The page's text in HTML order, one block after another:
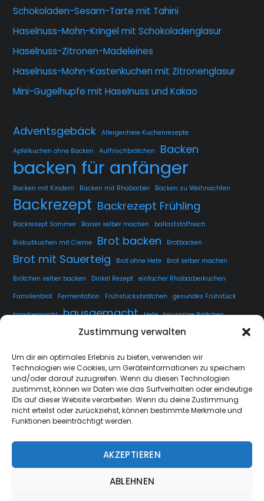
Zustimmung verwalten
Um dir ein optimales Erlebnis zu bieten, verwenden wir
Technologien wie Cookies, um Geräteinformationen zu speichern
und/oder darauf zuzugreifen. Wenn du diesen Technologien
zustimmst, können wir Daten wie das Surfverhalten oder eindeutige
IDs auf dieser Website verarbeiten. Wenn du deine Zustimmung
nicht erteilst oder zurückziehst, können bestimmte Merkmale und
Funktionen beeinträchtigt werden.
AKZEPTIEREN
ABLEHNEN
Schokoladen-Sesam-Tarte mit Tahini
Haselnuss-Mohn-Kringel mit Schokoladenglasur
Haselnuss-Zitronen-Madeleines
Haselnuss-Mohn-Kastenkuchen mit Zitronenglasur
Mini-Gugelhupfe mit Haselnuss und Kakao
Adventsgebäck Allergenfreie Kuchenrezepte
Apfelkuchen ohne Backen Auffrischbrötchen Backen
backen für anfänger
Backen mit Kindern Backen mit Rhabarber Backen zu Weihnachten
Backrezept Backrezept Frühling
Backrezept Sommer Baiser selber machen ballaststoffreich
Biskuitkuchen mit Creme Brot backen Brotbacken
Brot mit Sauerteig Brot ohne Hefe
Brot selber machen
Brötchen selber backen
Dinkel Rezept
einfacher Rhabarberkuchen
Familienbrot
Fermentation Frühstücksbrötchen gesundes Frühstück
handgemacht hausgemacht Hefe knusprige Brötchen
kuchen lange Teigführung Langzeitführung
Sauerteig
Sauerteig fermentieren Sauerteig Rezept selbstgemacht Sesam
Weissbrot
Übernachtgare